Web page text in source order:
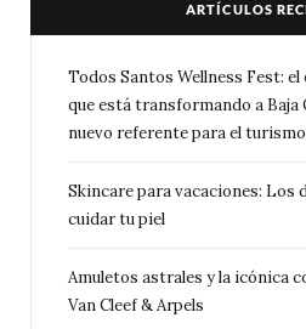
ARTÍCULOS
Todos Santos Wellness Fest:
que está transformando a Baja
nuevo referente para el
Skincare para vacaciones: Los
cuidar tu piel
Amuletos astrales y la icónica
Van Cleef & Arpels